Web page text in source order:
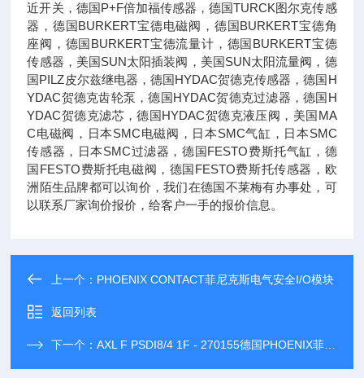
近开关，德国P+F倍加福传感器，德国TURCK图尔克传感
器，德国BURKERT宝德电磁阀，德国BURKERT宝德角
座阀，德国BURKERT宝德流量计，德国BURKERT宝德
传感器，美国SUN太阳插装阀，美国SUN太阳流量阀，德
国PILZ皮尔兹继电器，德国HYDAC贺德克传感器，德国H
YDAC贺德克齿轮泵，德国HYDAC贺德克过滤器，德国H
YDAC贺德克滤芯，德国HYDAC贺德克液压阀，美国MA
C电磁阀，日本SMC电磁阀，日本SMC气缸，日本SMC
传感器，日本SMC过滤器，德国FESTO费斯托气缸，德
国FESTO费斯托电磁阀，德国FESTO费斯托传感器，欧
洲陌生品牌都可以询价，我们在德国不莱梅有办事处，可
以联系厂家询价报价，给客户一手的报价信息。
上一个： PHOENIX CONTACT菲尼克斯电气安全I/O模块
返回列表
下一个：AXL F PSDI8/4 1F - 270155德国PHOENIX菲尼克斯电气安全模块现货型号